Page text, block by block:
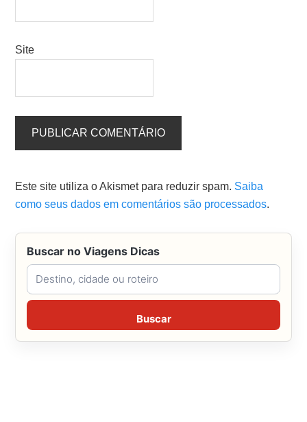
Site
Este site utiliza o Akismet para reduzir spam. Saiba
como seus dados em comentários são processados.
Buscar no Viagens Dicas
Buscar no Viagens Dicas
Buscar